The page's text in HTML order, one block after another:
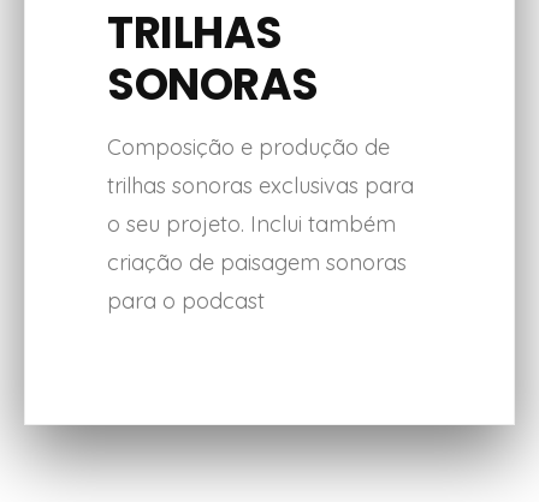
TRILHAS
SONORAS
Composição e produção de
trilhas sonoras exclusivas para
o seu projeto. Inclui também
criação de paisagem sonoras
para o podcast